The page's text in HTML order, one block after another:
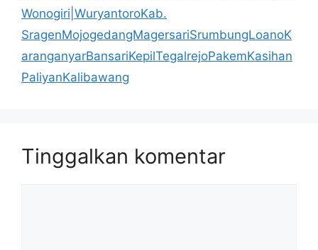
Wonogiri|WuryantoroKab.
SragenMojogedangMagersariSrumbungLoanoK
aranganyarBansariKepilTegalrejoPakemKasihan
PaliyanKalibawang
Tinggalkan komentar